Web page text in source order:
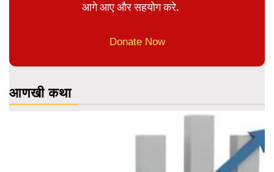
आगे आए और सहयोग करे.
Donate Now
आणखी कथा